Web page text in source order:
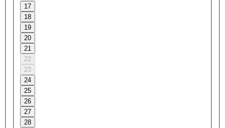
17
18
19
20
21
22
23
24
25
26
27
28